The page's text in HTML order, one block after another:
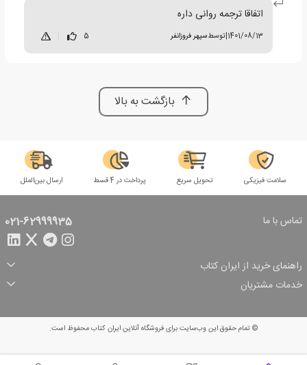
اتفاقا ترجمه روانی داره
1401/08/13
|توسطسپهر فروزانفر 5
بازگشت به بالا
سلامت فیزیکی تحویل سریع پرداخت در 4 قسط ارسال بین‌الملل
تماس با ما 021-62999935
راهنمای خرید از ایران کتاب
ثبت سفارش
شرایط ارسال سفارش
شیوه پرداخت
تخفیف‌های خرید
خدمات مشتریان
© تمام حقوق این وب‌سایت برای فروشگاه آنلاین ایران کتاب محفوظ است.